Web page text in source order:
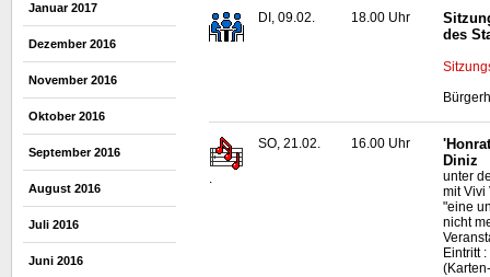
Januar 2017
Dezember 2016
November 2016
Oktober 2016
September 2016
August 2016
Juli 2016
Juni 2016
DI, 09.02. 18.00 Uhr
des
SO, 21.02. 16.00 Uhr
Diniz
unter
mit Vivi
"eine
nicht
Eintritt